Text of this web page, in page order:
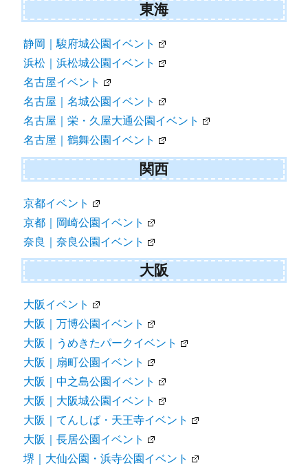
東海
静岡｜駿府城公園イベント
浜松｜浜松城公園イベント
名古屋イベント
名古屋｜名城公園イベント
名古屋｜栄・久屋大通公園イベント
名古屋｜鶴舞公園イベント
関西
京都イベント
京都｜岡崎公園イベント
奈良｜奈良公園イベント
大阪
大阪イベント
大阪｜万博公園イベント
大阪｜うめきたパークイベント
大阪｜扇町公園イベント
大阪｜中之島公園イベント
大阪｜大阪城公園イベント
大阪｜てんしば・天王寺イベント
大阪｜長居公園イベント
堺｜大仙公園・浜寺公園イベント